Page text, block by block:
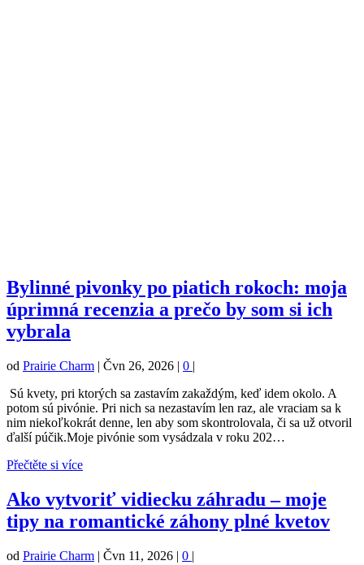
Bylinné pivonky po piatich rokoch: moja
úprimná recenzia a prečo by som si ich
vybrala
od Prairie Charm | Čvn 26, 2026 | 0 |
Sú kvety, pri ktorých sa zastavím zakaždým, keď idem okolo. A
potom sú pivónie. Pri nich sa nezastavím len raz, ale vraciam sa k
nim niekoľkokrát denne, len aby som skontrolovala, či sa už otvoril
ďalší púčik.Moje pivónie som vysádzala v roku 202…
Přečtěte si více
Ako vytvoriť vidiecku záhradu – moje
tipy na romantické záhony plné kvetov
od Prairie Charm | Čvn 11, 2026 | 0 |